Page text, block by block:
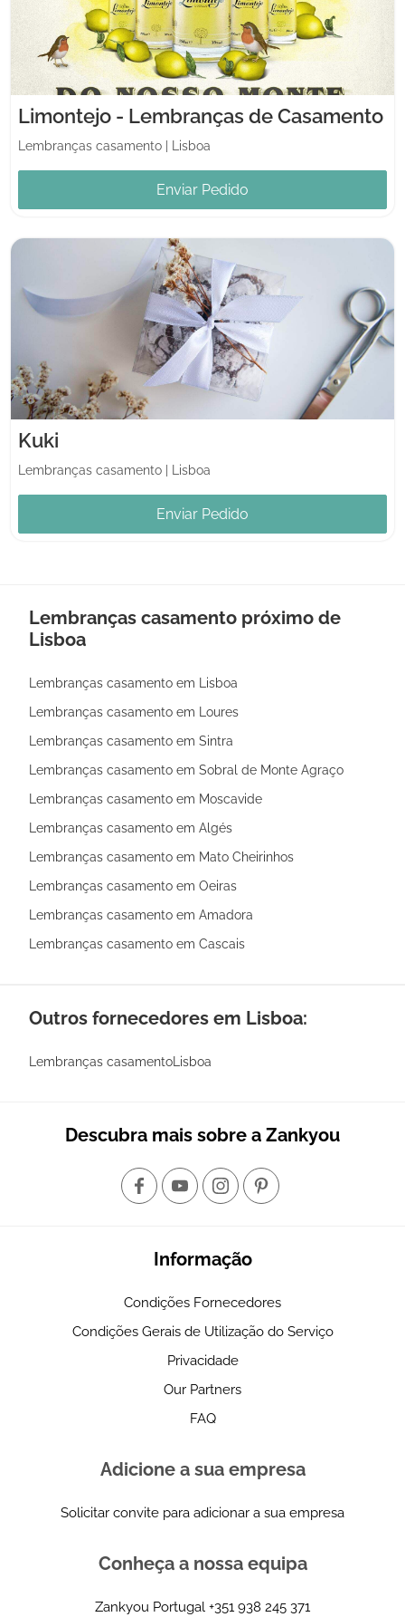
Limontejo - Lembranças de Casamento
Lembranças casamento Lisboa
Enviar Pedido
Kuki
Lembranças casamento Lisboa
Enviar Pedido
Lembranças casamento próximo de
Lisboa
Lembranças casamento em Lisboa
Lembranças casamento em Loures
Lembranças casamento em Sintra
Lembranças casamento em Sobral de Monte Agraço
Lembranças casamento em Moscavide
Lembranças casamento em Algés
Lembranças casamento em Mato Cheirinhos
Lembranças casamento em Oeiras
Lembranças casamento em Amadora
Lembranças casamento em Cascais
Outros fornecedores em Lisboa:
Lembranças casamentoLisboa
Descubra mais sobre a Zankyou
Informação
Condições Fornecedores
Condições Gerais de Utilização do Serviço
Privacidade
Our Partners
FAQ
Adicione a sua empresa
Solicitar convite para adicionar a sua empresa
Conheça a nossa equipa
Zankyou Portugal +351 938 245 371